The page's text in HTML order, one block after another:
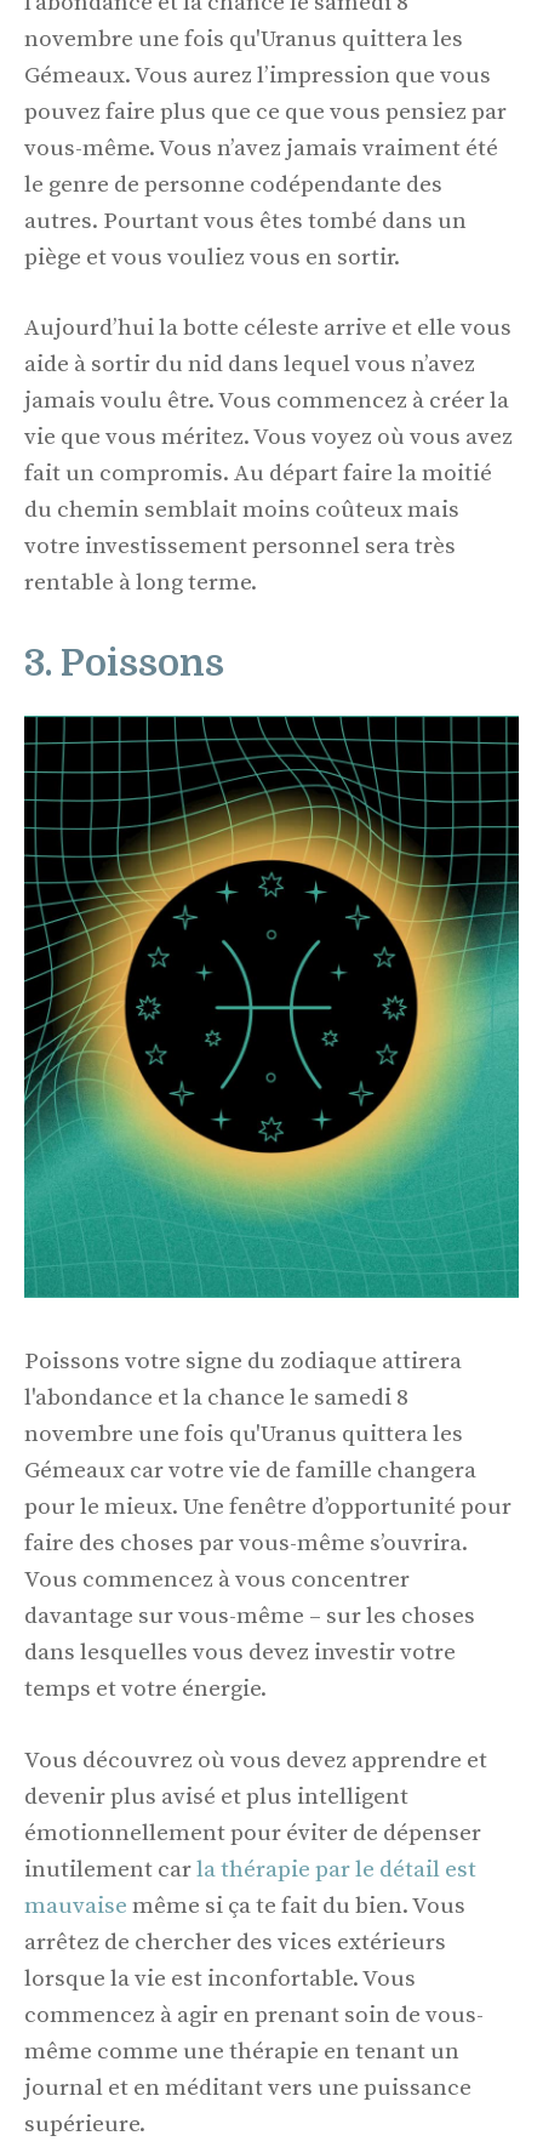
novembre une fois qu'Uranus quittera les
Gémeaux. Vous aurez l’impression que vous
pouvez faire plus que ce que vous pensiez par
vous-même. Vous n’avez jamais vraiment été
le genre de personne codépendante des
autres. Pourtant vous êtes tombé dans un
piège et vous vouliez vous en sortir.
Aujourd’hui la botte céleste arrive et elle vous
aide à sortir du nid dans lequel vous n’avez
jamais voulu être. Vous commencez à créer la
vie que vous méritez. Vous voyez où vous avez
fait un compromis. Au départ faire la moitié
du chemin semblait moins coûteux mais
votre investissement personnel sera très
rentable à long terme.
3. Poissons
Poissons votre signe du zodiaque attirera
l'abondance et la chance le samedi 8
novembre une fois qu'Uranus quittera les
Gémeaux car votre vie de famille changera
pour le mieux. Une fenêtre d’opportunité pour
faire des choses par vous-même s’ouvrira.
Vous commencez à vous concentrer
davantage sur vous-même – sur les choses
dans lesquelles vous devez investir votre
temps et votre énergie.
Vous découvrez où vous devez apprendre et
devenir plus avisé et plus intelligent
émotionnellement pour éviter de dépenser
inutilement carla thérapie par le détail est
mauvaise même si ça te fait du bien. Vous
arrêtez de chercher des vices extérieurs
lorsque la vie est inconfortable. Vous
commencez à agir en prenant soin de vous-
même comme une thérapie en tenant un
journal et en méditant vers une puissance
supérieure.